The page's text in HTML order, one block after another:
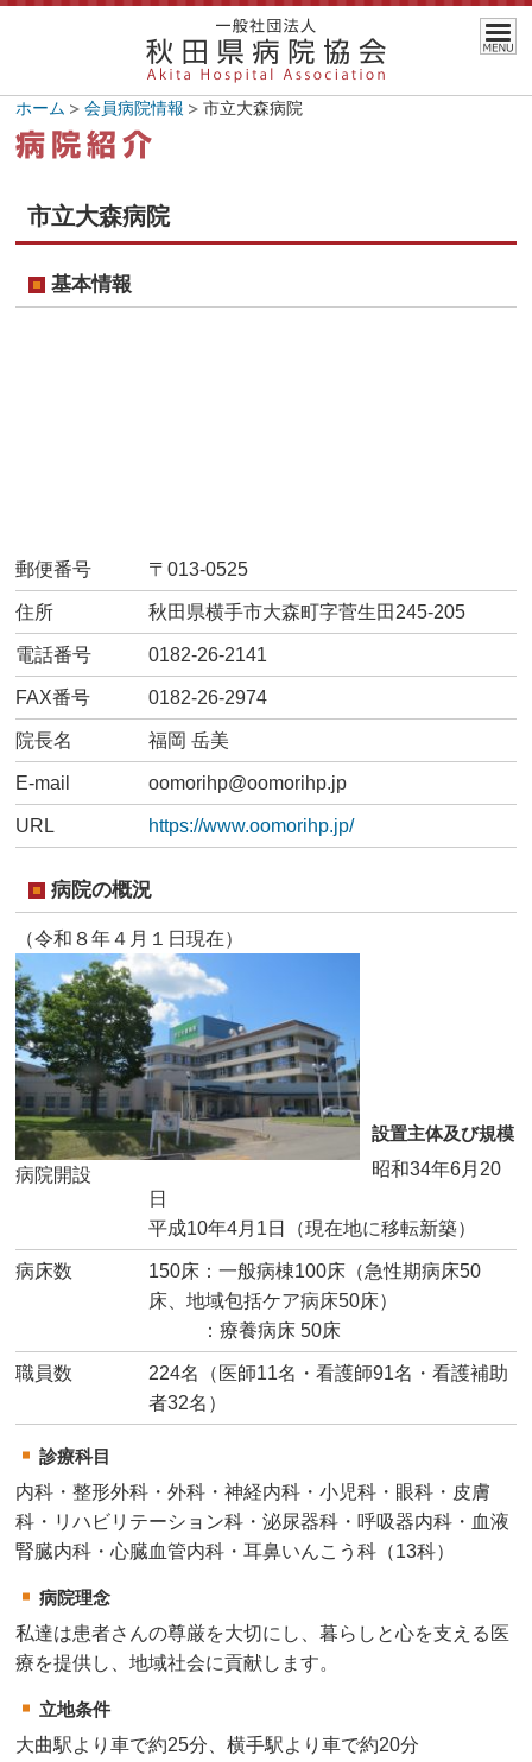
ホーム 会員病院情報 市立大森病院
市立大森病院
基本情報
郵便番号 〒013-0525
住所 秋田県横手市大森町字菅生田245-205
電話番号 0182-26-2141
FAX番号 0182-26-2974
院長名 福岡 岳美
E-mail oomorihp@oomorihp.jp
URL https://www.oomorihp.jp/
病院の概況
（令和８年４月１日現在）
設置主体及び規模
病院開設
昭和34年6月20
日
平成10年4月1日（現在地に移転新築）
病床数
150床：一般病棟100床（急性期病床50
床、地域包括ケア病床50床）
：療養病床 50床
職員数
224名（医師11名・看護師91名・看護補助
者32名）
診療科目
内科・整形外科・外科・神経内科・小児科・眼科・皮膚
科・リハビリテーション科・泌尿器科・呼吸器内科・血液
腎臓内科・心臓血管内科・耳鼻いんこう科（13科）
病院理念
私達は患者さんの尊厳を大切にし、暮らしと心を支える医
療を提供し、地域社会に貢献します。
立地条件
大曲駅より車で約25分、横手駅より車で約20分